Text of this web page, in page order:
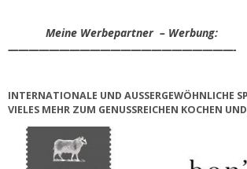
Meine Werbepartner – Werbung:
——————————————————————-
INTERNATIONALE UND AUSSERGEWÖHNLICHE
IELES MEHR ZUM GENUSSREICHEN KOCHEN UND